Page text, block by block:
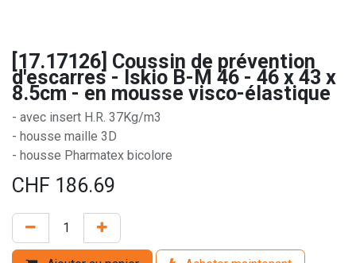
[17.17126] Coussin de prévention
d'escarres - Iskio B-M 46 - 46 x 43 x
8.5cm - en mousse visco-élastique
- avec insert H.R. 37Kg/m3
- housse maille 3D
- housse Pharmatex bicolore
CHF 186.69